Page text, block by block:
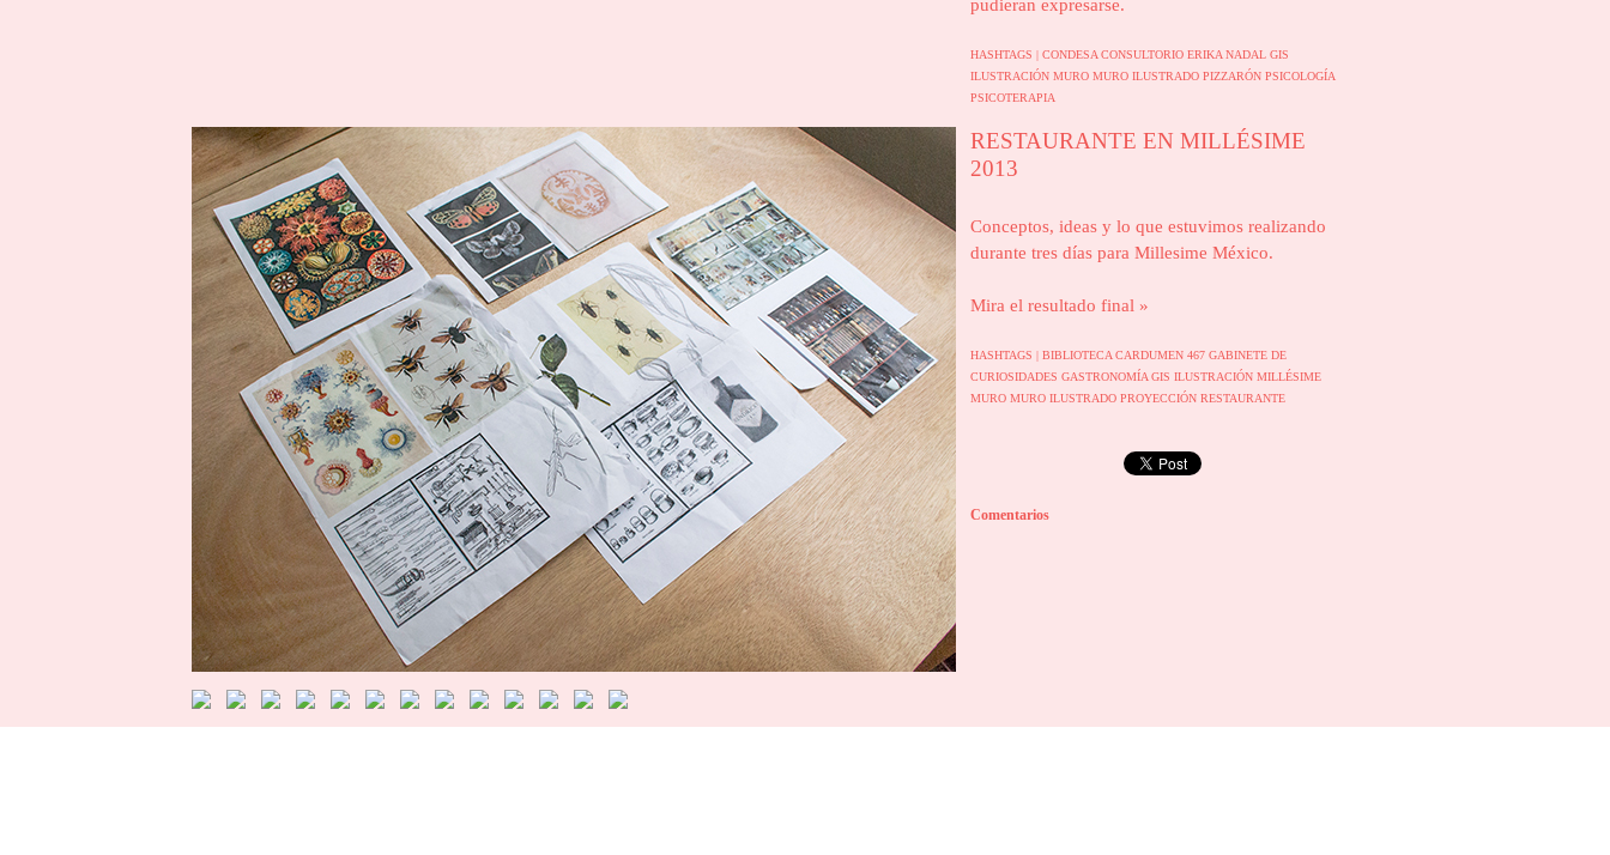
pudieran expresarse.
HASHTAGS | CONDESA CONSULTORIO ERIKA NADAL GIS
ILUSTRACIÓN MURO MURO ILUSTRADO PIZZARÓN PSICOLOGÍA
PSICOTERAPIA
RESTAURANTE EN MILLÉSIME
2013
Conceptos, ideas y lo que estuvimos realizando
durante tres días para Millesime México.
Mira el resultado final »
HASHTAGS | BIBLIOTECA CARDUMEN 467 GABINETE DE
CURIOSIDADES GASTRONOMÍA GIS ILUSTRACIÓN MILLÉSIME
MURO MURO ILUSTRADO PROYECCIÓN RESTAURANTE
Comentarios